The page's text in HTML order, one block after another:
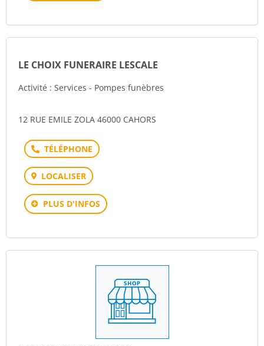
LE CHOIX FUNERAIRE LESCALE
Activité : Services - Pompes funèbres
12 RUE EMILE ZOLA 46000 CAHORS
Téléphone
LOCALISER
PLUS D'INFOS